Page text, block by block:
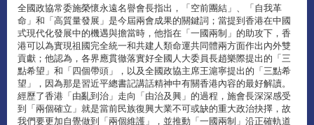
全國政協常委施榮懷永遠名譽會長指出，「空前團結」、「自我革
命」和「高質量發展」是今屆兩會成果的關鍵詞；當提到香港在中國
式現代化發展中的機遇與擔當時，他指在「一國兩制」的助攻下，香
港可以為實現祖國完全統一和共建人類命運共同體兩方面作出內外雙
貢獻；他認為，各界應貫徹落實好全國人大委員長趙樂際提出的「三
點希望」和「四個帶頭」，以及全國政協主席王滬寧提出的「三點希
望」，因為那是習近平總書記講話精神中有關香港內容的最好解讀。
經歷了香港「由亂到治」走向「由治及興」的過程，施會長深深感受
到「兩個確立」就是當前民族復興大業不可或缺的重大政治抉擇，故
我們要更加自覺做到「兩個維護」，並推動「一國兩制」沿正確軌道